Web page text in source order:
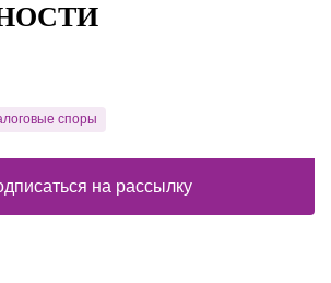
споры
на рассылку